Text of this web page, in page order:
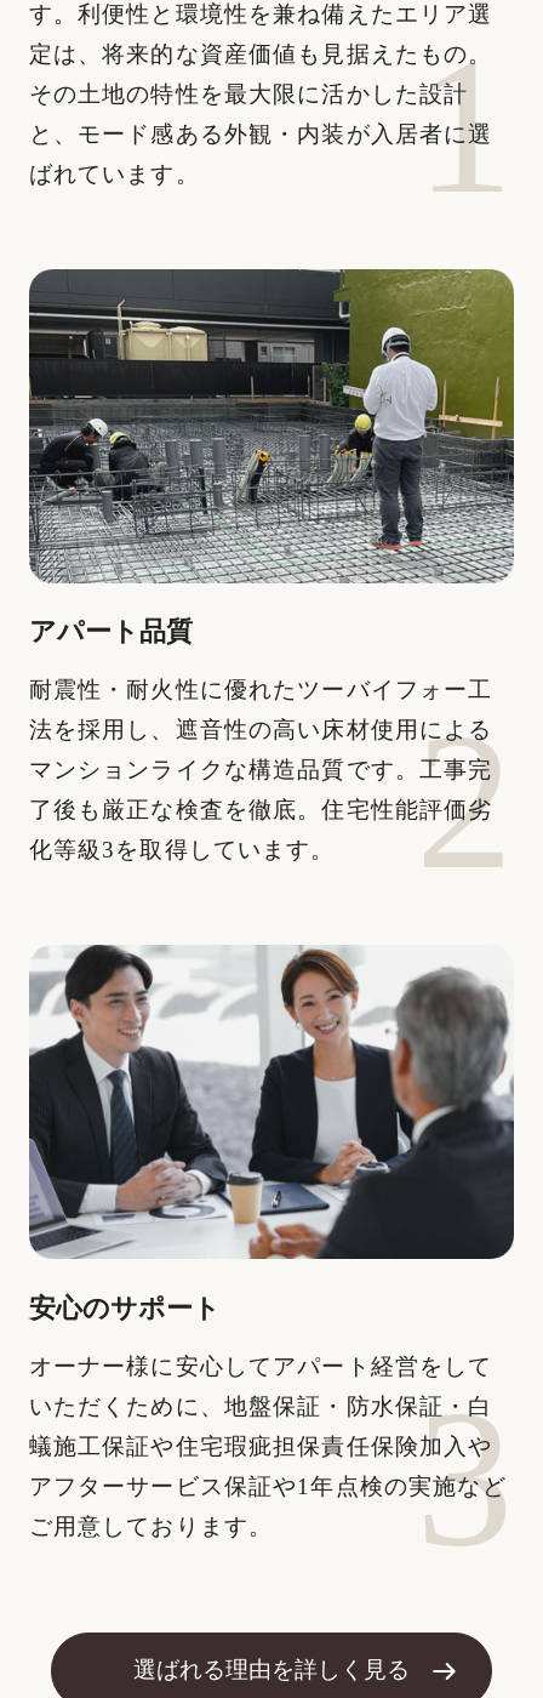
す。利便性と環境性を兼ね備えたエリア選
定は、将来的な資産価値も⾒据えたもの。
その⼟地の特性を最⼤限に活かした設計
と、モード感ある外観・内装が⼊居者に選
ばれています。
アパート品質
耐震性・耐⽕性に優れたツーバイフォー⼯
法を採⽤し、遮⾳性の⾼い床材使⽤による
マンションライクな構造品質です。⼯事完
了後も厳正な検査を徹底。住宅性能評価劣
化等級3を取得しています。
安⼼のサポート
オーナー様に安⼼してアパート経営をして
いただくために、地盤保証・防⽔保証・⽩
蟻施⼯保証や住宅瑕疵担保責任保険加⼊や
アフターサービス保証や1年点検の実施など
ご⽤意しております。
選ばれる理由を詳しく見る